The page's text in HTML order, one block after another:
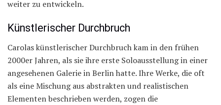
weiter zu entwickeln.
Künstlerischer Durchbruch
Carolas künstlerischer Durchbruch kam in den frühen
2000er Jahren, als sie ihre erste Soloausstellung in einer
angesehenen Galerie in Berlin hatte. Ihre Werke, die oft
als eine Mischung aus abstrakten und realistischen
Elementen beschrieben werden, zogen die